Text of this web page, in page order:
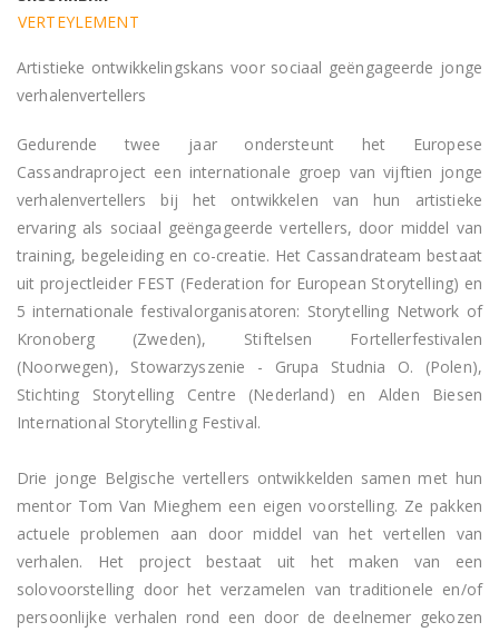
VERTEYLEMENT
Artistieke ontwikkelingskans voor sociaal geëngageerde jonge
verhalenvertellers
Gedurende twee jaar ondersteunt het Europese
Cassandraproject een internationale groep van vijftien jonge
verhalenvertellers bij het ontwikkelen van hun artistieke
ervaring als sociaal geëngageerde vertellers, door middel van
training, begeleiding en co-creatie. Het Cassandrateam bestaat
uit projectleider FEST (Federation for European Storytelling) en
5 internationale festivalorganisatoren: Storytelling Network of
Kronoberg (Zweden), Stiftelsen Fortellerfestivalen
(Noorwegen), Stowarzyszenie - Grupa Studnia O. (Polen),
Stichting Storytelling Centre (Nederland) en Alden Biesen
International Storytelling Festival.
Drie jonge Belgische vertellers ontwikkelden samen met hun
mentor Tom Van Mieghem een eigen voorstelling. Ze pakken
actuele problemen aan door middel van het vertellen van
verhalen. Het project bestaat uit het maken van een
solovoorstelling door het verzamelen van traditionele en/of
persoonlijke verhalen rond een door de deelnemer gekozen